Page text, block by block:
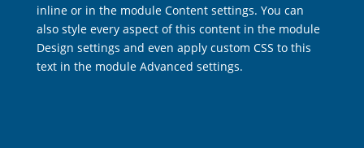
inline or in the module Content settings. You can
also style every aspect of this content in the module
Design settings and even apply custom CSS to this
text in the module Advanced settings.